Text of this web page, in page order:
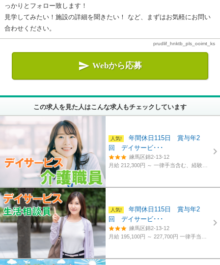
っかりとフォロー致します！
見学してみたい！施設の詳細を聞きたい！ など、まずはお気軽にお問い
合わせください。
prudlif_hnktb_pls_ooimt_ks
 Webから応募
この求人を見た人はこんな求人もチェックしています
年間休日115日 賞与年2
回 デイサービ･･･
練馬区錦2-13-12
月給 212,300円 ～一律手当含む、経験・資格考慮
年間休日115日 賞与年2
回 デイサービ･･･
練馬区錦2-13-12
月給 195,100円 ～ 227,700円一律手当含む、経験・資格考慮